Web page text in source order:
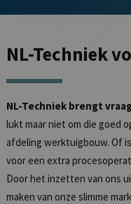
NL-Techniek
NL-Techniek brengt
lukt maar niet om die goed
afdeling werktuigbouw. Of
voor een extra
Door het inzetten van ons
maken van onze slimme